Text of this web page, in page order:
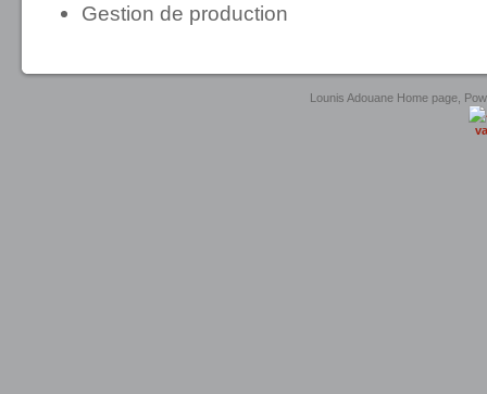
Gestion de production
united luxury shop
Lounis Adouane Home page,